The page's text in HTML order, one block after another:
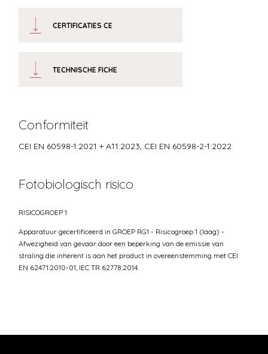
CERTIFICATIES CE
TECHNISCHE FICHE
Conformiteit
CEI EN 60598-1:2021 + A11:2023, CEI EN 60598-2-1:2022
Fotobiologisch risico
RISICOGROEP 1
Apparatuur gecertificeerd in GROEP RG1 - Risicogroep 1 (laag) -
Afwezigheid van gevaar door een beperking van de emissie van
straling die inherent is aan het product in overeenstemming met CEI
EN 62471:2010-01, IEC TR 62778:2014.